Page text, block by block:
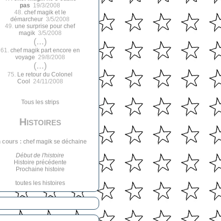
pas 19/3/2008
48. chef magik et le
démarcheur 3/5/2008
49. une surprise pour chef
magik3/5/2008
(...)
61. chef magik part encore en
voyage 29/8/2008
(...)
75. Le retour du Colonel
Cool
24/11/2008
Tous les strips
Histoires
cours : chef magik se déchaine
Début de l'histoire
Histoire précédente
Prochaine histoire
toutes les histoires